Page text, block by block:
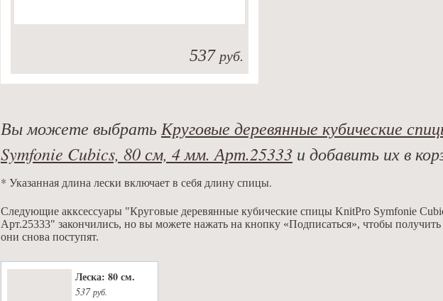
537 руб.
Вы можете выбрать Круговые деревянные кубические
Symfonie Cubics, 80 см, 4 мм. Арт.25333 и добавить их в
* Указанная длина лески включает в себя длину спицы.
Следующие акксессуары "Круговые деревянные кубические спицы KnitPro Symfonie
Арт.25333" закончились, но вы можете нажать на кнопку «Подписаться», чтобы получить
они снова поступят.
Леска: 80 см.
537руб.